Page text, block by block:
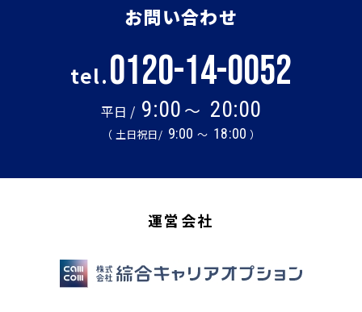
お問い合わせ
tel.0120-14-0052
平日 / 9:00 ～ 20:00
（ 土日祝日/ 9:00 ～ 18:00 ）
運営会社